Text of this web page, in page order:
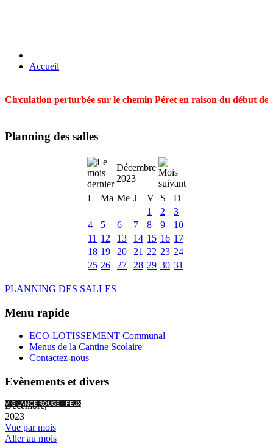
Accueil
Circulation perturbée sur le chemin Péret en raison du début
Planning des salles
Décembre
2023
L
Ma Me J V S
D
1
2
3
4
5 6 7 8 9
10
11 12 13 14 15 16 17
18 19 20 21 22 23 24
25 26 27 28 29 30 31
PLANNING DES SALLES
Menu rapide
ECO-LOTISSEMENT Communal
Menus de la Cantine Scolaire
Contactez-nous
Evènements et divers
VIGILANCE ROUGE - FEUX
Décembre,
2023
Vue par mois
Aller au mois